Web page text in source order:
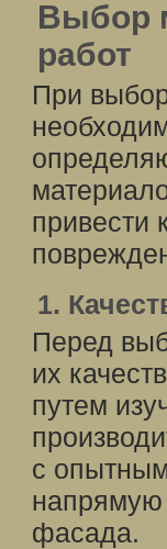
Выбор
работ
При
привести
1.
Перед
их
путем
с
напрямую
фасада.